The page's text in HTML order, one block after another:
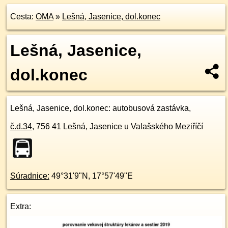
Cesta: OMA» Lešná, Jasenice, dol.konec
Lešná, Jasenice,
dol.konec
Lešná, Jasenice, dol.konec: autobusová zastávka,
č.d.34, 756 41 Lešná, Jasenice u Valašského Meziříčí
Súradnice: 49°31'9"N , 17°57'49"E
Extra: